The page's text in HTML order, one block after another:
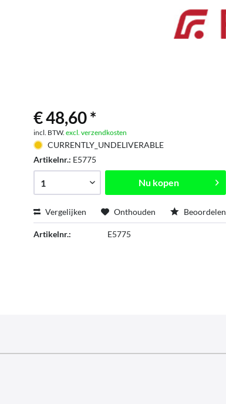
€ 48,60 *
incl. BTW.excl. verzendkosten
CURRENTLY_UNDELIVERABLE
Artikelnr.: E5775
Nu kopen
Vergelijken Onthouden Beoordelen
Artikelnr.: E5775